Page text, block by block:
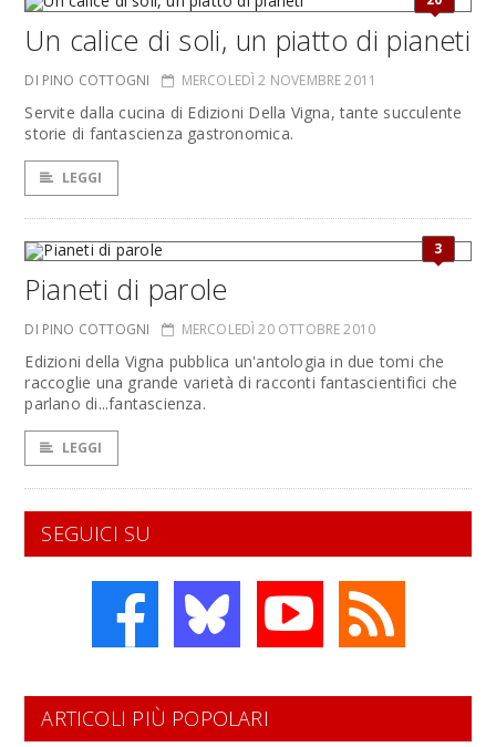
Un calice di soli, un piatto di pianeti
DI PINO COTTOGNI MERCOLEDÌ 2 NOVEMBRE 2011
Servite dalla cucina di Edizioni Della Vigna, tante succulente
storie di fantascienza gastronomica.
LEGGI
3
Pianeti di parole
DI PINO COTTOGNI MERCOLEDÌ 20 OTTOBRE 2010
Edizioni della Vigna pubblica un'antologia in due tomi che
raccoglie una grande varietà di racconti fantascientifici che
parlano di...fantascienza.
LEGGI
SEGUICI SU
ARTICOLI PIÙ POPOLARI